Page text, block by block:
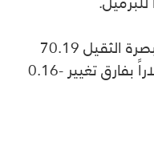
وبحسب بيانات فقد سجل خام البصرة الثقيل 70.19
دولاراً فيما المتوسط 73.29 دولاراً بفارق تغيير -0.16